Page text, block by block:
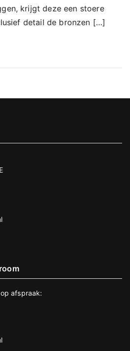
krijgt deze een stoere
detail de bronzen […]
afspraak: